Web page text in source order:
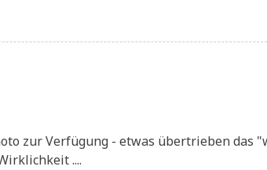
zur Ver­fü­gung - etwas über­trie­ben das
....